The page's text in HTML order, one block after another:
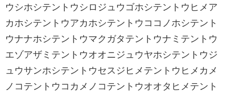
ウシホシテントウシロジュウゴホシテントウヒメア
カホシテントウアカホシテントウココノホシテント
ウナナホシテントウマクガタテントウナミテントウ
エゾアザミテントウオオニジュウヤホシテントウジ
ュウサンホシテントウセスジヒメテントウヒメカメ
ノコテントウコカメノコテントウオオタヒメテント